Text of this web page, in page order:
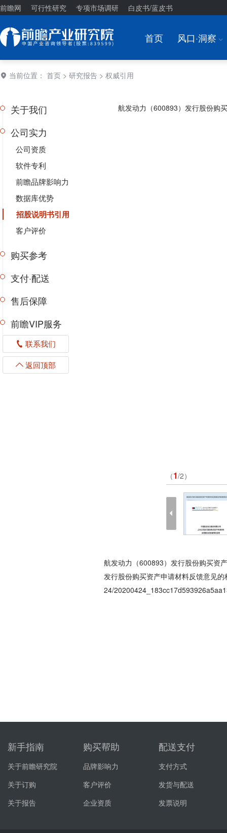
前瞻网 可行性研究 专项市场调研 白皮书/蓝皮书
首页 风口·洞察 I
当前位置： 首页 > 研究报告 > 权威引用
关于我们
公司实力
公司资质
软件专利
前瞻品牌影响力
数据库优势
招股说明书引用
客户评价
购买参考
支付·配送
售后保障
前瞻VIP服务
联系我们
返回顶部
航发动力（600893）发行股份购买
（1/2）
航发动力（600893）发行股份购买资
发行股份购买资产申请材料反馈意见
24/
新手指南
关于前瞻研究院
关于订购
关于报告
购买帮助
品牌影响力
客户评价
企业资质
配送支付
支付方式
发货与配送
发票说明